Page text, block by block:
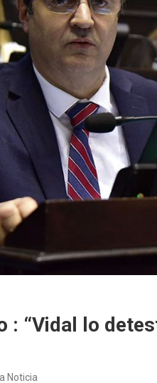
: “Vidal lo
Noticia